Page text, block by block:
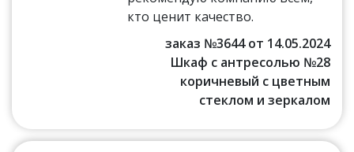
кто ценит качество.
заказ №3644 от 14.05.2024
Шкаф с антресолью №28
коричневый с цветным
стеклом и зеркалом